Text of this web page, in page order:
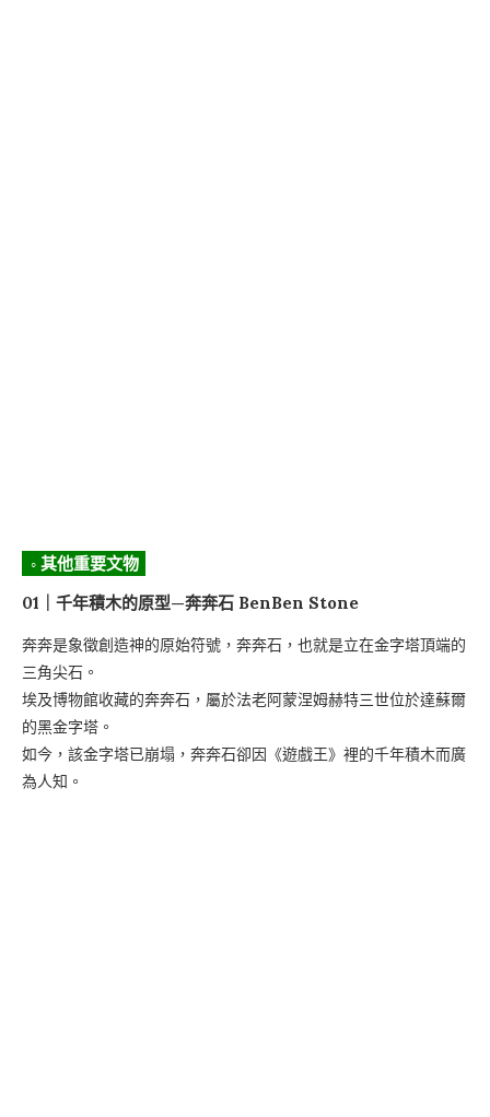
◦ 其他重要文物
01｜千年積木的原型—奔奔石 BenBen Stone
奔奔是象徵創造神的原始符號，奔奔石，也就是立在金字塔頂端的
三角尖石。
埃及博物館收藏的奔奔石，屬於法老阿蒙涅姆赫特三世位於達蘇爾
的黑金字塔。
如今，該金字塔已崩塌，奔奔石卻因《遊戲王》裡的千年積木而廣
為人知。